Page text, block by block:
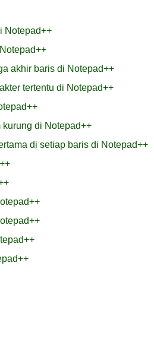
Notepad++
akhir baris di Notepad++
tertentu di Notepad++
di Notepad++
di setiap baris di Notepad++